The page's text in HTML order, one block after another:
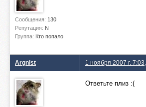
Сообщения: 130
Репутация: N
Группа: Кто попало
Argnist 1 ноября 2007 г. 7:03
Ответьте плиз :(